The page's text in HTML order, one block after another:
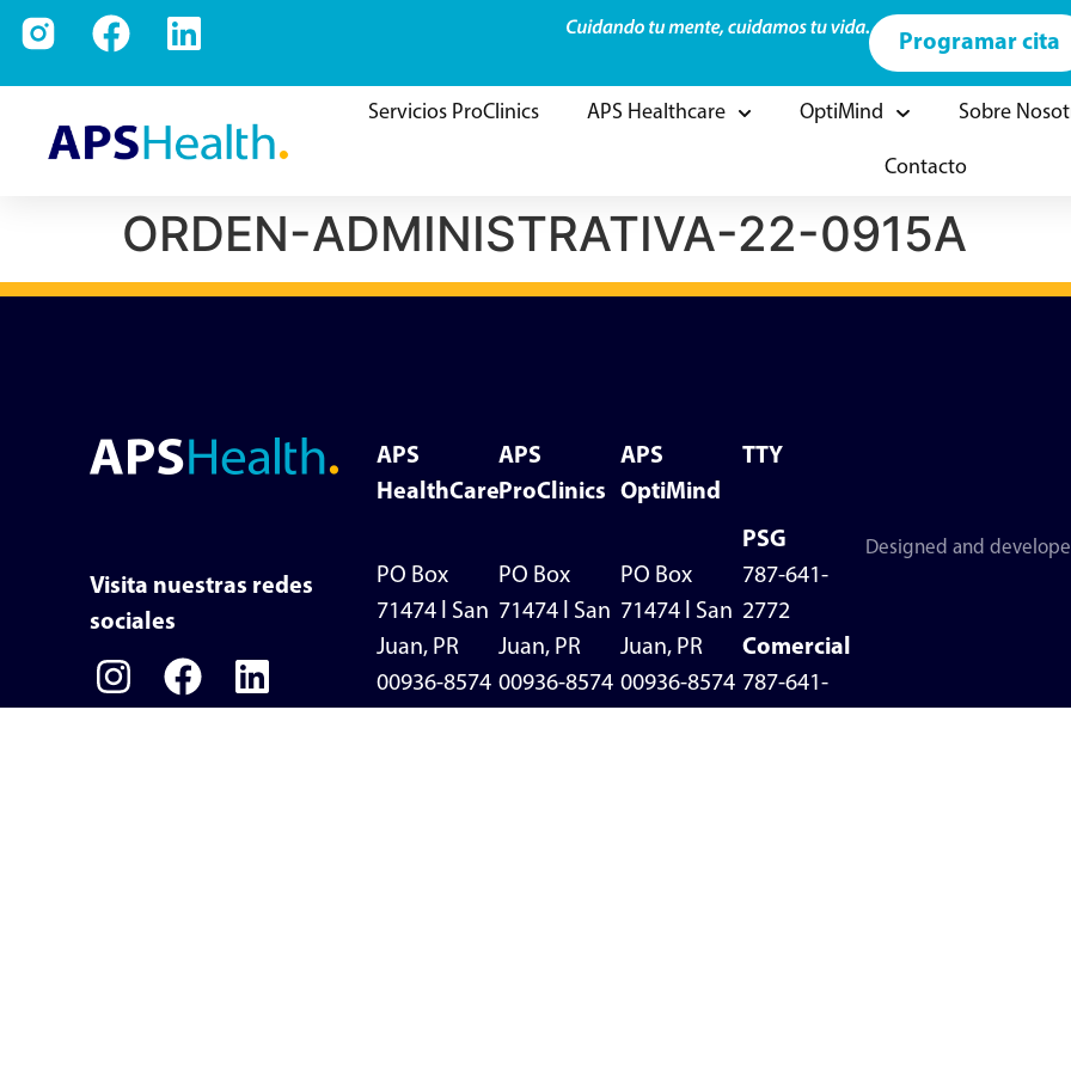
Programar cita
Servicios ProClinics APS Healthcare OptiMind Sobre
Contacto
ORDEN-ADMINISTRATIVA-22-0915A
Visita nuestras redes
sociales
APS
HealthCare
PO Box
71474 l San
Juan, PR
00936-8574
APS
ProClinics
PO Box
71474 l San
Juan, PR
00936-8574
APS
OptiMind
PO Box
71474 l San
Juan, PR
00936-8574
TTY
PSG
787-641-
2772
Comercial
787-641-
Designed and